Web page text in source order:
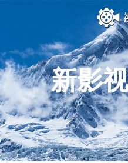
新影